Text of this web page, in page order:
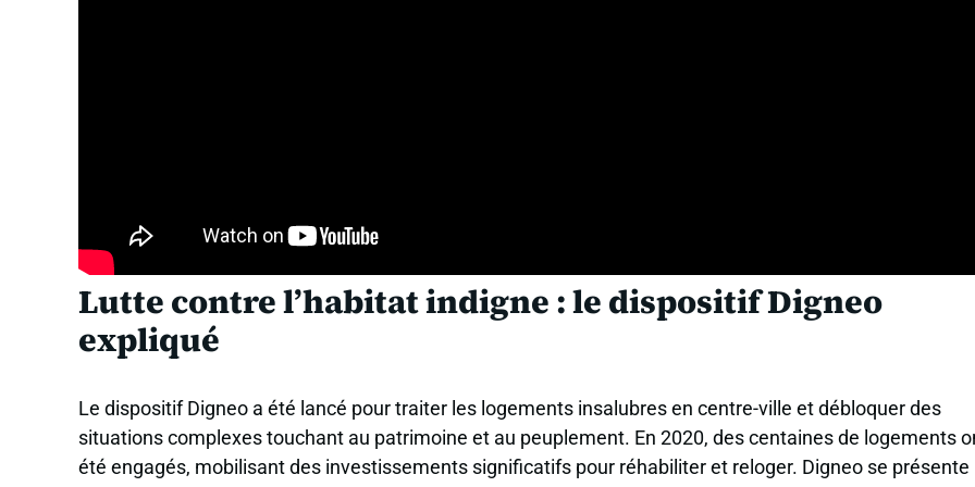
Lutte contre l’habitat indigne : le dispositif Digneo
expliqué
Le dispositif Digneo a été lancé pour traiter les logements insalubres en centre-ville et débloquer des
situations complexes touchant au patrimoine et au peuplement. En 2020, des centaines de logements
été engagés, mobilisant des investissements significatifs pour réhabiliter et reloger. Digneo se présente